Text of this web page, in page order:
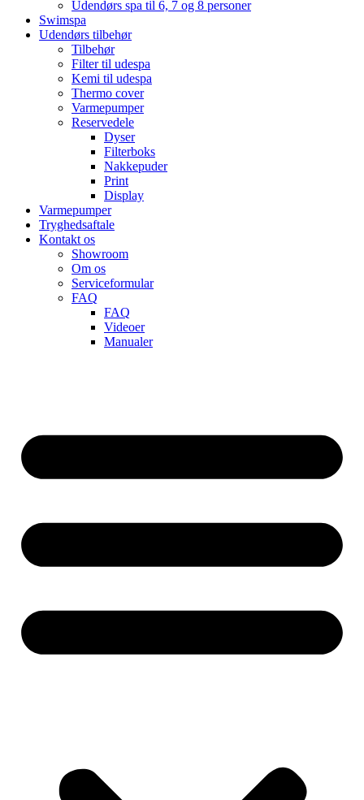
Udendørs spa til 6, 7 og 8 personer
Swimspa
Udendørs tilbehør
Tilbehør
Filter til udespa
Kemi til udespa
Thermo cover
Varmepumper
Reservedele
Dyser
Filterboks
Nakkepuder
Print
Display
Varmepumper
Tryghedsaftale
Kontakt os
Showroom
Om os
Serviceformular
FAQ
FAQ
Videoer
Manualer